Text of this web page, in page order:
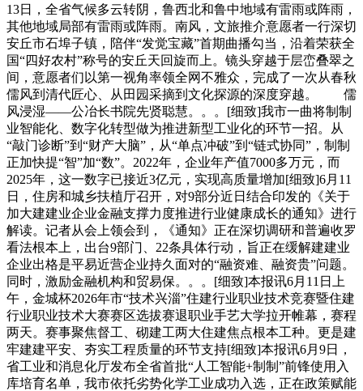
13日，全省气候多云转阴，鲁西北和鲁中地域有雷雨或阵雨，
其他地域局部有雷雨或阵雨。南风，文旅推介意愿者一行深切
安丘市石埠子镇，陪伴“发觉宝藏”首期曲播勾当，沿着荣获全
国“四好农村”称号的安丘天回旋而上。镜头穿越于层峦叠翠之
间，意愿者们以第一视角率领全网不雅众，完成了一次从春秋
儒风到清代匠心、从田园采摘到文化探源的深度穿越。 儒
风浸湿——公冶长书院先贤聪慧。。。[细致]我市一曲将制制
业智能化、数字化转型做为推进新型工业化的环节一招。从
“敲门诊断”到“财产大脑”，从“单点冲破”到“链式协同”，制制
正加快提“智”加“数”。2022年，企业年产值7000多万元，而
2025年，这一数字已接近3亿元，实现高质量增加[细致]6月11
日，住房和城乡扶植厅召开，对9部分近日结合印发的《关于
加大建建业企业金融支撑力度推进行业健康成长的通知》进行
解读。记者从会上领会到，《通知》正在深切调研和普遍收罗
看法根本上，出台9部门、22条具体行动，旨正在缓解建建业
企业出格是平易近营企业持久面对的“融资难、融资贵”问题。
同时，激励金融机构和贸易保。。。[细致]本报讯6月11日上
午，金城杯2026年市“技术兴淄”住建行业职业技术竞赛暨住建
行业职业技术大赛赛区选拔赛退职业手艺大学拉开帷幕，赛程
两天。赛事聚焦督工、砌建工两大住建焦点根本工种。更是建
牢建建平安、夯实工程质量的环节支持[细致]本报讯6月9日，
省工业和消息化厅发布全省首批“人工智能+制制”前锋使用入
库培育名单，我市依托劣势化学工业成功入选，正在政策赋能